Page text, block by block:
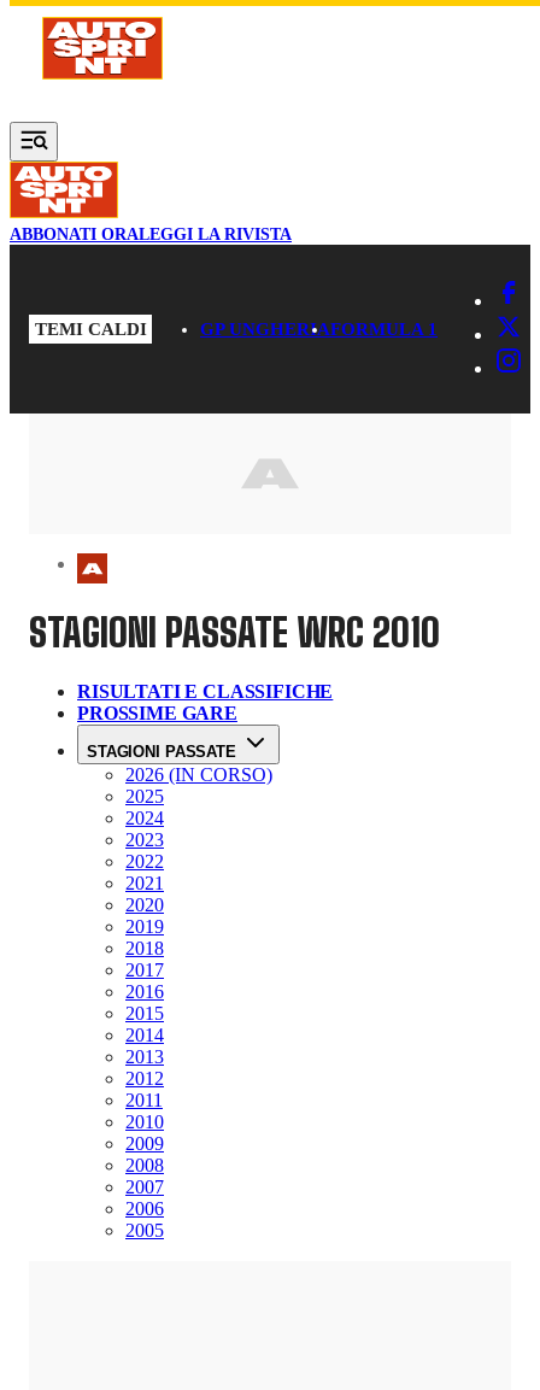
Vai al contenuto principale
ABBONATI ORALEGGI LA RIVISTA
TEMI CALDI GP UNGHERIAFORMULA 1
STAGIONI PASSATE WRC 2010
RISULTATI E CLASSIFICHE
PROSSIME GARE
STAGIONI PASSATE
2026 (IN CORSO)
2025
2024
2023
2022
2021
2020
2019
2018
2017
2016
2015
2014
2013
2012
2011
2010
2009
2008
2007
2006
2005